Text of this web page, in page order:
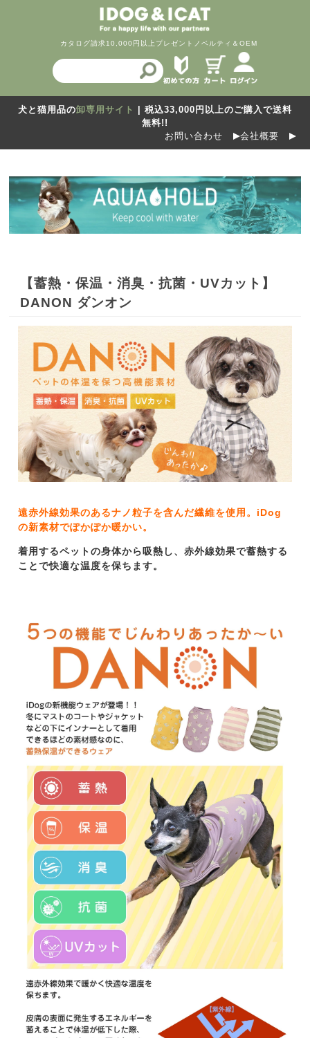
カタログ請求10,000円以上プレゼント ノベルティ＆OEM
犬と猫用品の卸専用サイト
| 税込33,000円以上のご購入で送料
無料!!
お問い合わせ
会社概要
【蓄熱・保温・消臭・抗菌・UVカット】
DANON ダンオン
遠赤外線効果のあるナノ粒子を含んだ繊維を使用。iDog
の新素材でぽかぽか暖かい。
着用するペットの身体から吸熱し、赤外線効果で蓄熱する
ことで快適な温度を保ちます。